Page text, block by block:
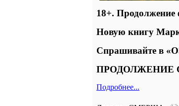
18+. Продолжение
Новую книгу
Спрашивайте в
ПРОДОЛЖЕНИЕ
Подробнее...